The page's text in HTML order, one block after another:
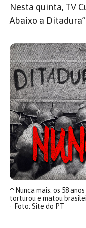
Nesta quinta, TV
Abaixo a Ditadura”
↑Nunca mais: os 58
torturou e matou
Foto: Site do PT